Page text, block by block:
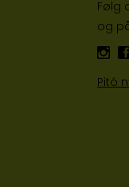
Følg
og
Pitó